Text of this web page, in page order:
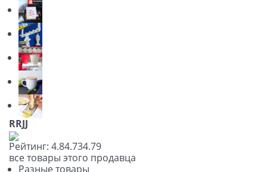
RRJJ
Рейтинг: 4.84.734.79
все товары этого продавца
Разные товары